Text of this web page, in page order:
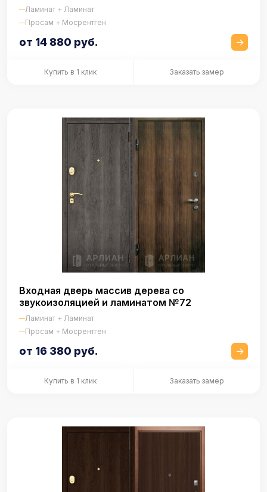
Ламинат + Ламинат
Просам + Мосрентген
от 14 880 руб.
Купить в 1 клик Заказать замер
Входная дверь массив дерева со
звукоизоляцией и ламинатом №72
Ламинат + Ламинат
Просам + Мосрентген
от 16 380 руб.
Купить в 1 клик Заказать замер